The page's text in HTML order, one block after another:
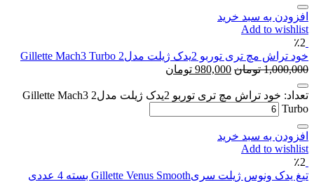
افزودن به سبد خرید
Add to wishlist
٪2
خود تراش مچ تری توربو 2یدک ژیلت مدل2 Gillette Mach3 Turbo
1,000,000 تومان 980,000 تومان
تعداد: خود تراش مچ تری توربو 2یدک ژیلت مدل2 Gillette Mach3
Turbo
افزودن به سبد خرید
Add to wishlist
٪2
تیغ یدک ونوس ژیلت سریGillette Venus Smooth بسته 4 عددی